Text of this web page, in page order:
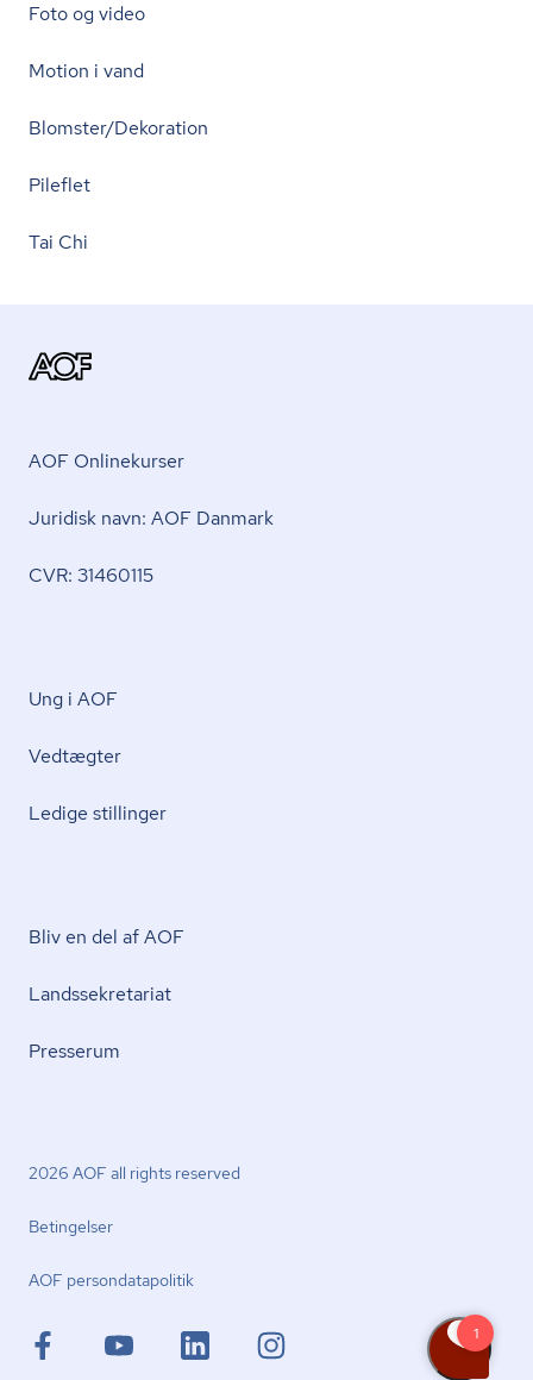
Foto og video
Motion i vand
Blomster/Dekoration
Pileflet
Tai Chi
AOF Onlinekurser
Juridisk navn: AOF Danmark
CVR: 31460115
Ung i AOF
Vedtægter
Ledige stillinger
Bliv en del af AOF
Lands­se­kre­ta­ri­at
Presserum
2026 AOF all rights reserved
Betingelser
AOF per­son­da­ta­po­li­tik